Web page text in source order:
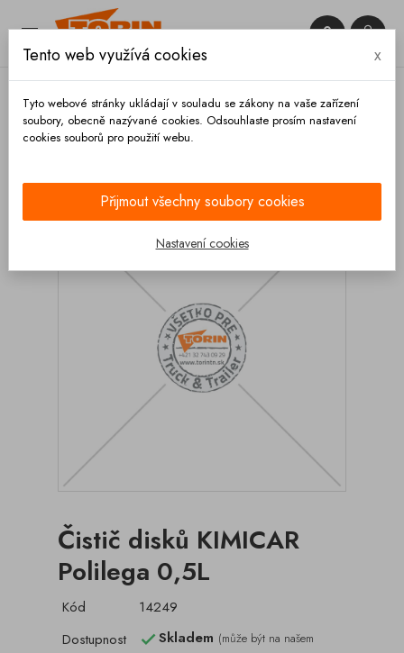
 

Čistič disků KIMICAR
Polilega 0,5L
Kód
14249
Dostupnost
Skladem (může být na našem
Tento web využívá cookies x
Tyto webové stránky ukládají v souladu se zákony na vaše zařízení
soubory, obecně nazývané cookies. Odsouhlaste prosím nastavení
cookies souborů pro použití webu.
Přijmout všechny soubory cookies
Nastavení cookies